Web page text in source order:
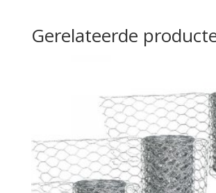
Gerelateerde